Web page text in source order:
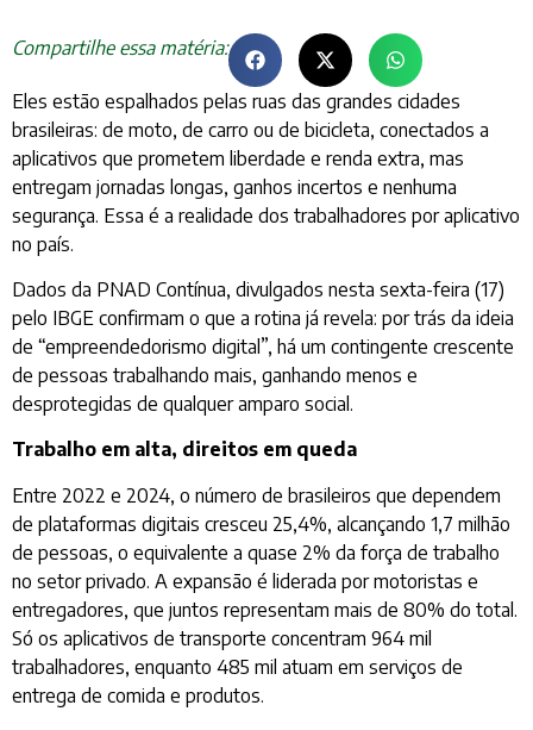
Compartilhe essa matéria:
Eles estão espalhados pelas ruas das grandes cidades
brasileiras: de moto, de carro ou de bicicleta, conectados a
aplicativos que prometem liberdade e renda extra, mas
entregam jornadas longas, ganhos incertos e nenhuma
segurança. Essa é a realidade dos trabalhadores por aplicativo
no país.
Dados da PNAD Contínua, divulgados nesta sexta-feira (17)
pelo IBGE confirmam o que a rotina já revela: por trás da ideia
de “empreendedorismo digital”, há um contingente crescente
de pessoas trabalhando mais, ganhando menos e
desprotegidas de qualquer amparo social.
Trabalho em alta, direitos em queda
Entre 2022 e 2024, o número de brasileiros que dependem
de plataformas digitais cresceu 25,4%, alcançando 1,7 milhão
de pessoas, o equivalente a quase 2% da força de trabalho
no setor privado. A expansão é liderada por motoristas e
entregadores, que juntos representam mais de 80% do total.
Só os aplicativos de transporte concentram 964 mil
trabalhadores, enquanto 485 mil atuam em serviços de
entrega de comida e produtos.